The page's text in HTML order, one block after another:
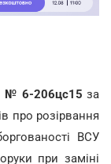
№ 6-206цс15 за
про розірвання
ВСУ
при заміні